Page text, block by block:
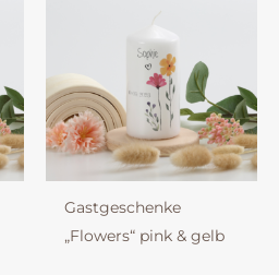
Gastgeschenke
„Flowers“ pink & gelb